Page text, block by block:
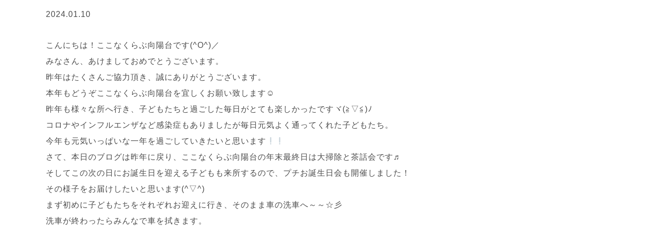
2024.01.10
こんにちは！ここなくらぶ向陽台です(^O^)／
みなさん、あけましておめでとうございます。
昨年はたくさんご協力頂き、誠にありがとうございます。
本年もどうぞここなくらぶ向陽台を宜しくお願い致します☺
昨年も様々な所へ行き、子どもたちと過ごした毎日がとても楽しかったですヾ(≧▽≦)ﾉ
コロナやインフルエンザなど感染症もありましたが毎日元気よく通ってくれた子どもたち。
今年も元気いっぱいな一年を過ごしていきたいと思います
さて、本日のブログは昨年に戻り、ここなくらぶ向陽台の年末最終日は大掃除と茶話会です♬
そしてこの次の日にお誕生日を迎える子どもも来所するので、プチお誕生日会も開催しました！
その様子をお届けしたいと思います(^▽^)
まず初めに子どもたちをそれぞれお迎えに行き、そのまま車の洗車へ～～☆彡
洗車が終わったらみんなで車を拭きます。